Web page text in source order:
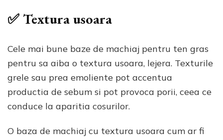
✅ Textura usoara
Cele mai bune baze de machiaj pentru ten gras
pentru sa aiba o textura usoara, lejera. Texturile
grele sau prea emoliente pot accentua
productia de sebum si pot provoca porii, ceea ce
conduce la aparitia cosurilor.
O baza de machiaj cu textura usoara cum ar fi